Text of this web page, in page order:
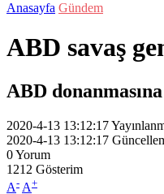
Anasayfa Gündem
ABD savaş
ABD
2020-4-13 13:12:17
2020-4-13 13:12:17
0Yorum
1212 Gösterim
A- A+